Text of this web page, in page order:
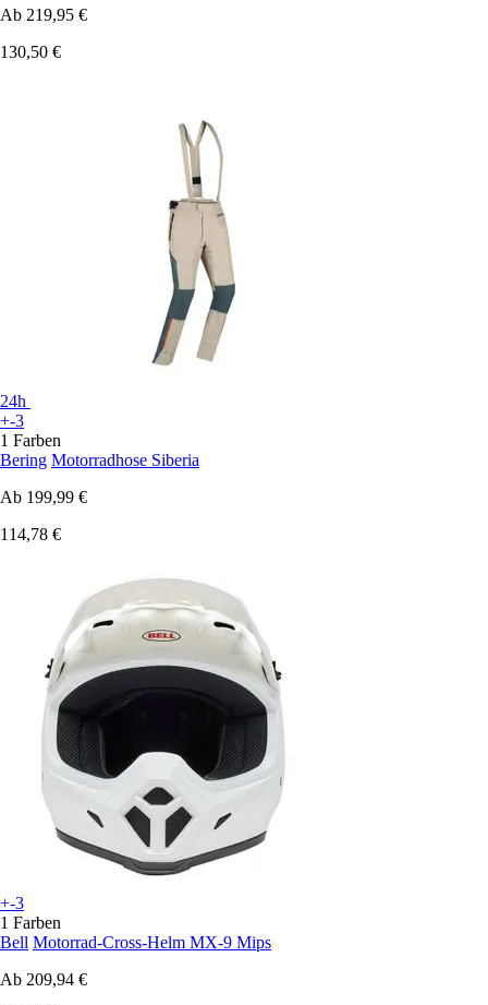
Ab 219,95 €
130,50 €
24h
+-3
1 Farben
Bering Motorradhose Siberia
Ab 199,99 €
114,78 €
+-3
1 Farben
Bell Motorrad-Cross-Helm MX-9 Mips
Ab 209,94 €